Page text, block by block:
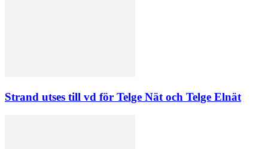
Strand utses till vd för Telge Nät och Telge Elnät